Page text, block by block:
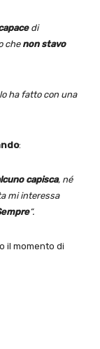
di
che non stavo
ha fatto con una
:
capisca, né
mi interessa
“.
il momento di